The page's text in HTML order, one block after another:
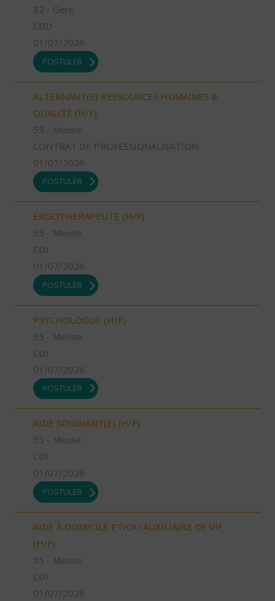
32 - Gers
CDD
01/07/2026
POSTULER
ALTERNANT(E) RESSOURCES HUMAINES &
QUALITÉ (H/F)
55 - Meuse
CONTRAT DE PROFESSIONALISATION
01/07/2026
POSTULER
ERGOTHERAPEUTE (H/F)
55 - Meuse
CDI
01/07/2026
POSTULER
PSYCHOLOGUE (H/F)
55 - Meuse
CDI
01/07/2026
POSTULER
AIDE SOIGNANT(E) (H/F)
55 - Meuse
CDI
01/07/2026
POSTULER
AIDE À DOMICILE ET/OU AUXILIAIRE DE VIE
(H/F)
55 - Meuse
CDI
01/07/2026